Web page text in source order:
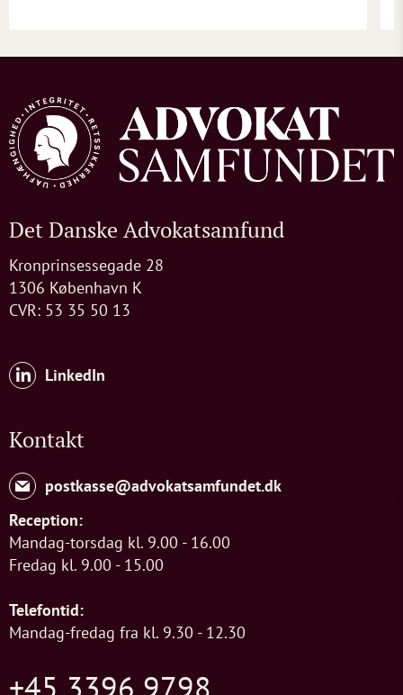
Det Danske Advokatsamfund
Kronprinsessegade 28
1306 København K
CVR: 53 35 50 13
LinkedIn
Kontakt
postkasse@advokatsamfundet.dk
Reception:
Mandag-torsdag kl. 9.00 - 16.00
Fredag kl. 9.00 - 15.00
Telefontid:
Mandag-fredag fra kl. 9.30 - 12.30
+45 3396 9798